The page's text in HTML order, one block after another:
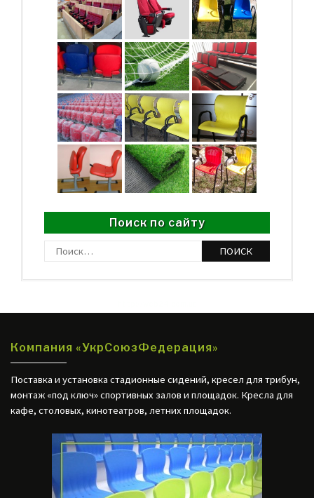
Поиск по сайту
Найти:
Компания «УкрСоюзФедерация»
Поставка и установка стадионные сидений, кресел для трибун,
монтаж «под ключ» спортивных залов и площадок. Кресла для
кафе, столовых, кинотеатров, летних площадок.